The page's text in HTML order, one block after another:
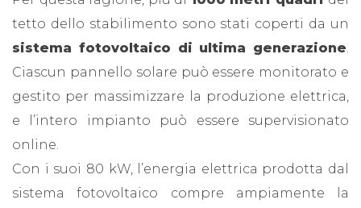
tetto dello stabilimento sono stati coperti da un
sistema fotovoltaico di ultima generazione
Ciascun pannello solare può essere monitorato e
gestito per massimizzare la produzione elettrica,
e l’intero impianto può essere supervisionato
online.
Con i suoi 80 kW, l’energia elettrica prodotta dal
sistema fotovoltaico compre ampiamente la